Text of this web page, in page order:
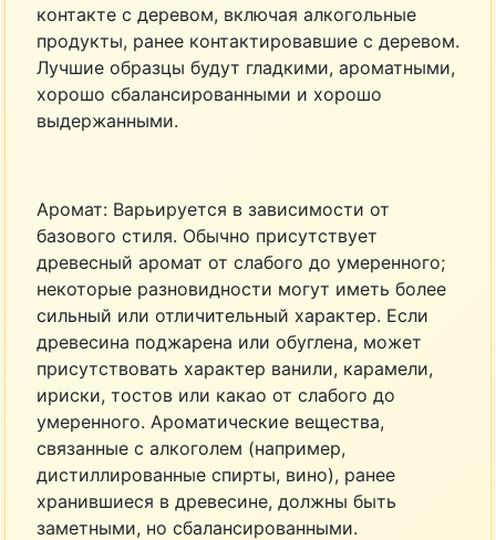
контакте с деревом, включая алкогольные
продукты, ранее контактировавшие с деревом.
Лучшие образцы будут гладкими, ароматными,
хорошо сбалансированными и хорошо
выдержанными.
Аромат: Варьируется в зависимости от
базового стиля. Обычно присутствует
древесный аромат от слабого до умеренного;
некоторые разновидности могут иметь более
сильный или отличительный характер. Если
древесина поджарена или обуглена, может
присутствовать характер ванили, карамели,
ириски, тостов или какао от слабого до
умеренного. Ароматические вещества,
связанные с алкоголем (например,
дистиллированные спирты, вино), ранее
хранившиеся в древесине, должны быть
заметными, но сбалансированными.